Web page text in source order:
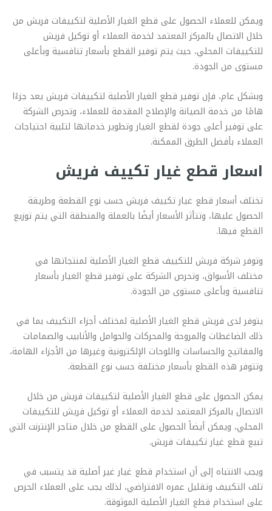
ويمكن للعملاء الحصول على قطع الغيار الأصلية لتكييفات فريش من
خلال الاتصال بالمركز المعتمد لخدمة العملاء أو توكيل فريش
للتكييفات المحلي، حيث يتم توفير القطع بأسعار تنافسية وبأعلى
مستوى من الجودة.
وبشكل عام، فإن توفير قطع الغيار الأصلية لتكييفات فريش يعد جزءًا
هامًا من خدمة الصيانة والإصلاح المقدمة للعملاء، وتحرص الشركة
على توفير أعلى جودة لقطع الغيار وتطوير خدماتها لتلبية احتياجات
العملاء بأفضل الطرق الممكنة.
اسعار قطع غيار تكييف فريش
تختلف أسعار قطع غيار تكييف فريش حسب نوع القطعة وطريقة
الحصول عليها، وتتأثر الأسعار أيضًا بالعملة والمنطقة التي يتم توزيع
القطع فيها.
وتوفر شركة فريش للتكييف قطع الغيار الأصلية لمنتجاتها في
مختلف الأسواق، وتحرص الشركة على توفير قطع الغيار بأسعار
تنافسية وبأعلى مستوى من الجودة.
يتوفر لدى فريش قطع الغيار الأصلية لمختلف أجزاء التكييف بما في
ذلك الضاغطات والمروحة والمحركات والحوامل والأنابيب والصمامات
والمفاتيح والحساسات واللوحات الإلكترونية وغيرها من الأجزاء الهامة،
وتتوفر هذه القطع بأسعار مختلفة حسب نوع القطعة.
يمكن الحصول على قطع الغيار الأصلية لتكييفات فريش من خلال
الاتصال بالمركز المعتمد لخدمة العملاء أو توكيل فريش للتكييفات
المحلي، ويمكن أيضاً الحصول على القطع من خلال متاجر الإنترنت التي
تبيع قطع غيار تكييفات فريش.
ويجب الانتباه إلى أن استخدام قطع غيار غير أصلية قد يتسبب في
تلف التكييف وتقليل عمره الافتراضي، لذلك يجب على العملاء الحرص
على استخدام قطع الغيار الأصلية الموثوقة.